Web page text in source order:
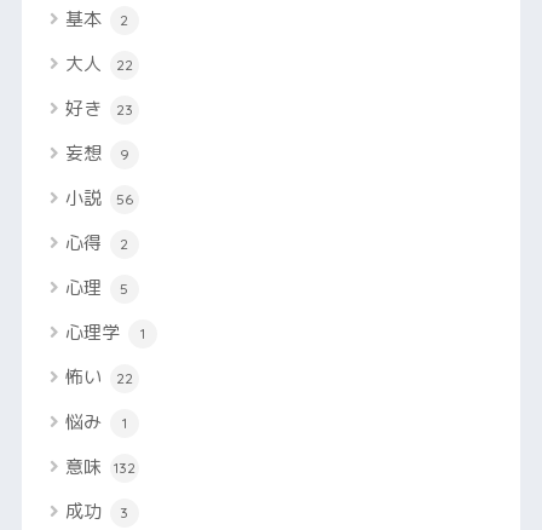
基本 2
大人 22
好き 23
妄想 9
小説 56
心得 2
心理 5
心理学 1
怖い 22
悩み 1
意味 132
成功 3